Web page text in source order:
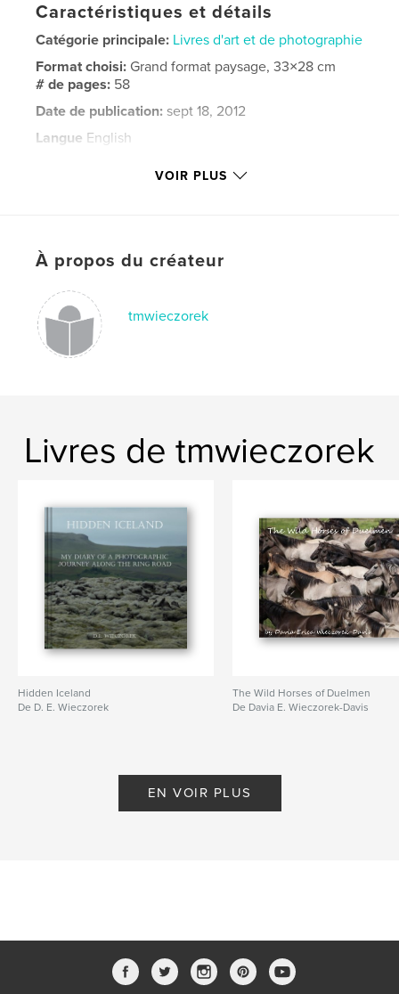
Caractéristiques et détails
Catégorie principale: Livres d'art et de photographie
Format choisi: Grand format paysage, 33×28 cm
# de pages: 58
Date de publication: sept 18, 2012
Langue English
VOIR PLUS
À propos du créateur
tmwieczorek
Livres de tmwieczorek
Hidden Iceland
De D. E. Wieczorek
The Wild Horses of Duelmen
De Davia E. Wieczorek-Davis
EN VOIR PLUS